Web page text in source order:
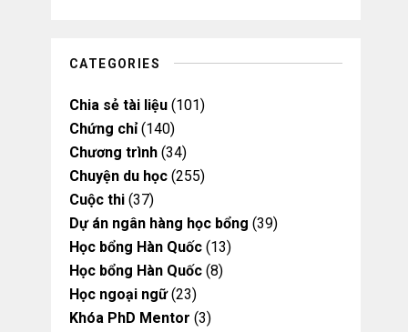
m
CATEGORIES
Chia sẻ tài liệu (101)
Chứng chỉ(140)
Chương trình (34)
Chuyện du học (255)
Cuộc thi (37)
Dự án ngân hàng học bổng (39)
Học bổng Hàn Quốc (13)
Học bổng Hàn Quốc (8)
Học ngoại ngữ(23)
Khóa PhD Mentor (3)